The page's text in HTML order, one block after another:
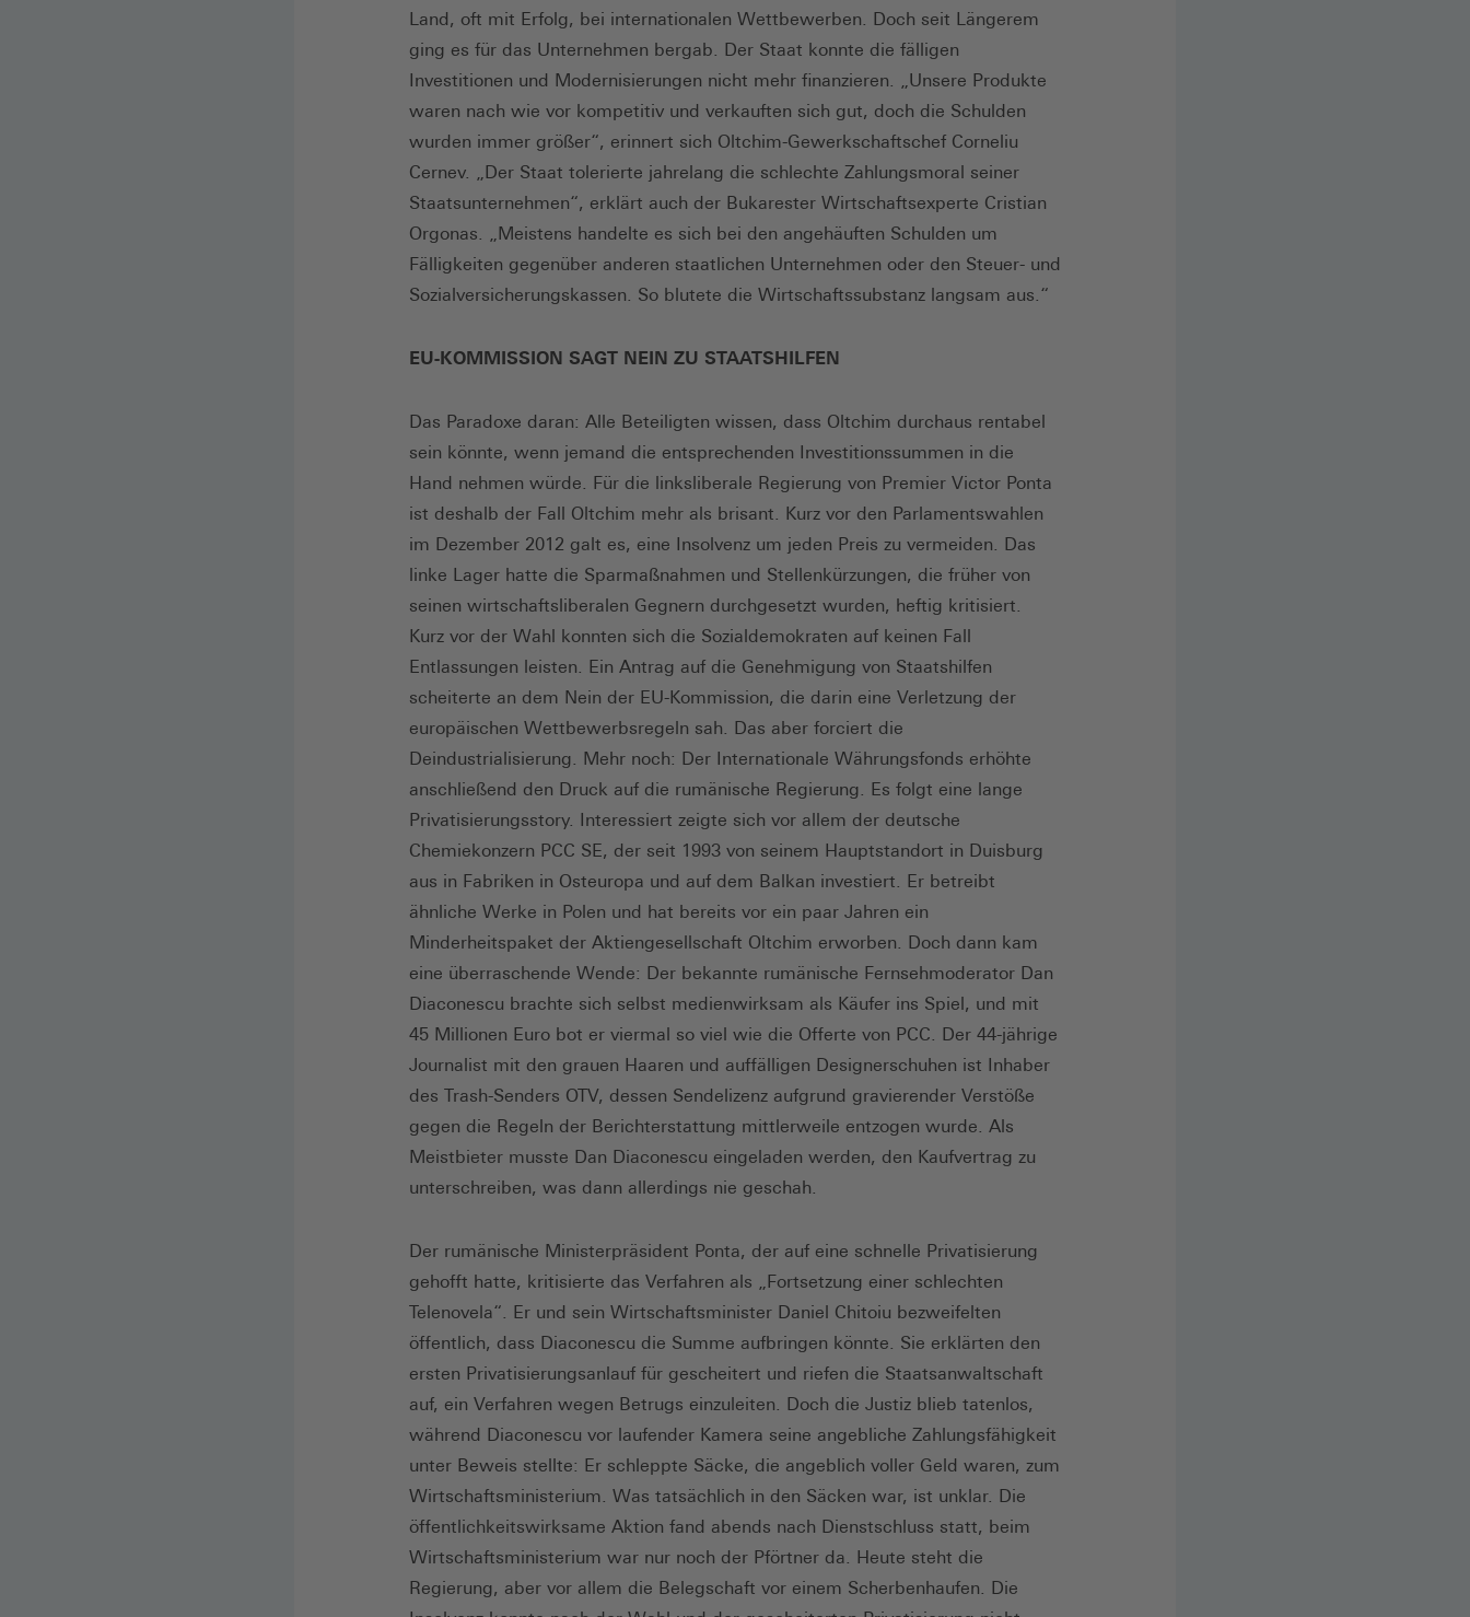
Land, oft mit Erfolg, bei internationalen Wettbewerben. Doch seit Längerem
ging es für das Unternehmen bergab. Der Staat konnte die fälligen
Investitionen und Modernisierungen nicht mehr finanzieren. „Unsere Produkte
waren nach wie vor kompetitiv und verkauften sich gut, doch die Schulden
wurden immer größer“, erinnert sich Oltchim-Gewerkschaftschef Corneliu
Cernev. „Der Staat tolerierte jahrelang die schlechte Zahlungsmoral seiner
Staatsunternehmen“, erklärt auch der Bukarester Wirtschaftsexperte Cristian
Orgonas. „Meistens handelte es sich bei den angehäuften Schulden um
Fälligkeiten gegenüber anderen staatlichen Unternehmen oder den Steuer- und
Sozialversicherungskassen. So blutete die Wirtschaftssubstanz langsam aus.“
EU-KOMMISSION SAGT NEIN ZU STAATSHILFEN
Das Paradoxe daran: Alle Beteiligten wissen, dass Oltchim durchaus rentabel
sein könnte, wenn jemand die entsprechenden Investitionssummen in die
Hand nehmen würde. Für die linksliberale Regierung von Premier Victor Ponta
ist deshalb der Fall Oltchim mehr als brisant. Kurz vor den Parlamentswahlen
im Dezember 2012 galt es, eine Insolvenz um jeden Preis zu vermeiden. Das
linke Lager hatte die Sparmaßnahmen und Stellenkürzungen, die früher von
seinen wirtschaftsliberalen Gegnern durchgesetzt wurden, heftig kritisiert.
Kurz vor der Wahl konnten sich die Sozialdemokraten auf keinen Fall
Entlassungen leisten. Ein Antrag auf die Genehmigung von Staatshilfen
scheiterte an dem Nein der EU-Kommission, die darin eine Verletzung der
europäischen Wettbewerbsregeln sah. Das aber forciert die
Deindustrialisierung. Mehr noch: Der Internationale Währungsfonds erhöhte
anschließend den Druck auf die rumänische Regierung. Es folgt eine lange
Privatisierungsstory. Interessiert zeigte sich vor allem der deutsche
Chemiekonzern PCC SE, der seit 1993 von seinem Hauptstandort in Duisburg
aus in Fabriken in Osteuropa und auf dem Balkan investiert. Er betreibt
ähnliche Werke in Polen und hat bereits vor ein paar Jahren ein
Minderheitspaket der Aktiengesellschaft Oltchim erworben. Doch dann kam
eine überraschende Wende: Der bekannte rumänische Fernsehmoderator Dan
Diaconescu brachte sich selbst medienwirksam als Käufer ins Spiel, und mit
45 Millionen Euro bot er viermal so viel wie die Offerte von PCC. Der 44-jährige
Journalist mit den grauen Haaren und auffälligen Designerschuhen ist Inhaber
des Trash-Senders OTV, dessen Sendelizenz aufgrund gravierender Verstöße
gegen die Regeln der Berichterstattung mittlerweile entzogen wurde. Als
Meistbieter musste Dan Diaconescu eingeladen werden, den Kaufvertrag zu
unterschreiben, was dann allerdings nie geschah.
Der rumänische Ministerpräsident Ponta, der auf eine schnelle Privatisierung
gehofft hatte, kritisierte das Verfahren als „Fortsetzung einer schlechten
Telenovela“. Er und sein Wirtschaftsminister Daniel Chitoiu bezweifelten
öffentlich, dass Diaconescu die Summe aufbringen könnte. Sie erklärten den
ersten Privatisierungsanlauf für gescheitert und riefen die Staatsanwaltschaft
auf, ein Verfahren wegen Betrugs einzuleiten. Doch die Justiz blieb tatenlos,
während Diaconescu vor laufender Kamera seine angebliche Zahlungsfähigkeit
unter Beweis stellte: Er schleppte Säcke, die angeblich voller Geld waren, zum
Wirtschaftsministerium. Was tatsächlich in den Säcken war, ist unklar. Die
öffentlichkeitswirksame Aktion fand abends nach Dienstschluss statt, beim
Wirtschaftsministerium war nur noch der Pförtner da. Heute steht die
Regierung, aber vor allem die Belegschaft vor einem Scherbenhaufen. Die